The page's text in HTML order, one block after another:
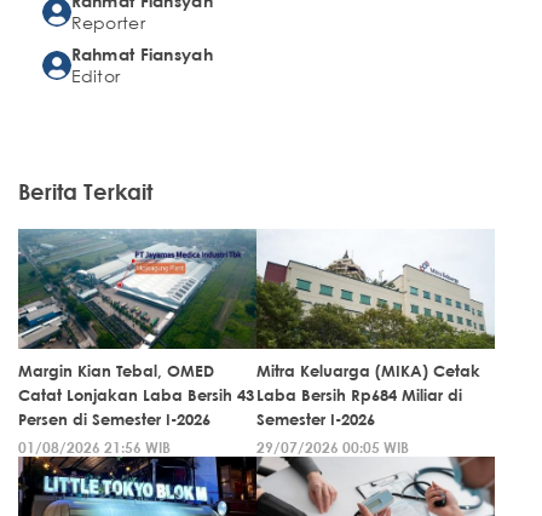
Reporter
Rahmat Fiansyah
Editor
Berita Terkait
Margin Kian Tebal, OMED
Catat Lonjakan Laba Bersih 43
Persen di Semester I-2026
01/08/2026 21:56 WIB
Mitra Keluarga (MIKA) Cetak
Laba Bersih Rp684 Miliar di
Semester I-2026
29/07/2026 00:05 WIB